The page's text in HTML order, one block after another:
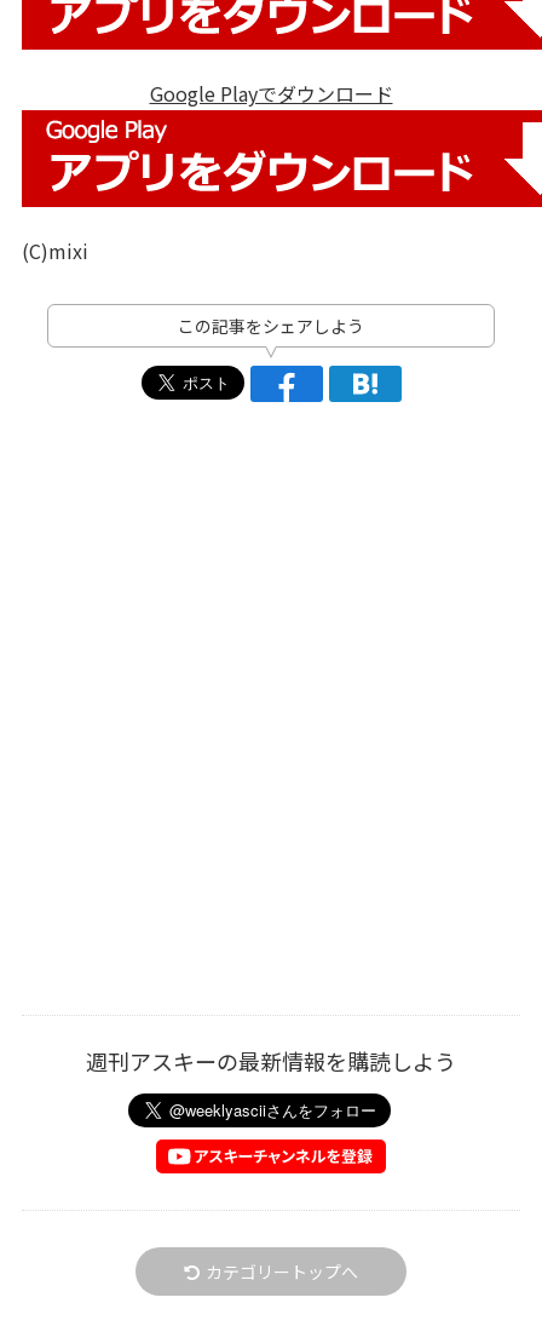
Google Playでダウンロード
(C)mixi
この記事をシェアしよう
週刊アスキーの最新情報を購読しよう
カテゴリートップへ